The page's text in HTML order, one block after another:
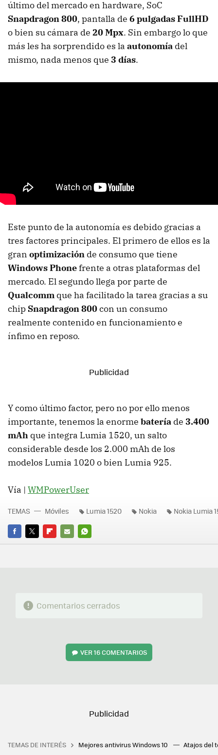
último del mercado en hardware, SoC
Snapdragon 800, pantalla de 6 pulgadas FullHD
o bien su cámara de 20 Mpx. Sin embargo lo que
más les ha sorprendido es la autonomía del
mismo, nada menos que 3 días.
Este punto de la autonomía es debido gracias a
tres factores principales. El primero de ellos es la
gran optimización de consumo que tiene
Windows Phonefrente a otras plataformas del
mercado. El segundo llega por parte de
Qualcomm que ha facilitado la tarea gracias a su
chip Snapdragon 800con un consumo
realmente contenido en funcionamiento e
ínfimo en reposo.
Y como último factor, pero no por ello menos
importante, tenemos la enorme batería de 3.400
mAh que integra Lumia 1520, un salto
considerable desde los 2.000 mAh de los
modelos Lumia 1020 o bien Lumia 925.
Vía | WMPowerUser
FACEBOOK
TWITTERFLIPBOARD
E-
WHATSAPP
TEMAS Móviles Lumia 1520 Nokia Nokia Lumia
Comentarios cerrados
VER16 COMENTARIOS
TEMAS DE INTERÉS Mejores antivirus Windows 10 Atajos del